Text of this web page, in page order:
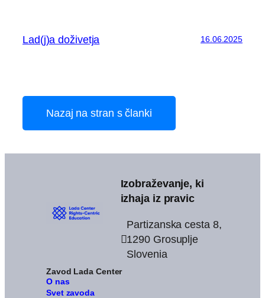
Lad(j)a doživetja 16.06.2025
Nazaj na stran s članki
Izobraževanje, ki
izhaja iz pravic
Partizanska cesta 8,
1290 Grosuplje
Slovenia
Zavod Lada Center
O nas
Svet zavoda